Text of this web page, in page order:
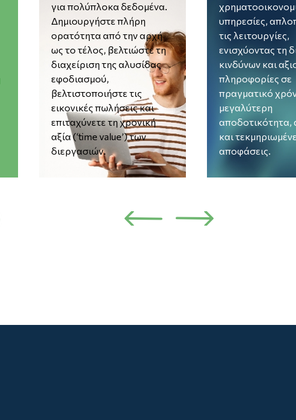
για πολύπλοκα δεδομένα.
Δημιουργήστε πλήρη
ορατότητα από την αρχή
ως το τέλος, βελτιώστε τη
διαχείριση της αλυσίδας
εφοδιασμού,
βελτιστοποιήστε τις
εικονικές πωλήσεις και
επιταχύνετε τη χρονική
αξία (‘time value’) των
διεργασιών.
υπηρεσίες,
τις λειτουργίες,
ενισχύοντας τη
κινδύνων και
πληροφορίες σε
πραγματικό
μεγαλύτερη
αποδοτικότητα,
και
αποφάσεις.
ΠροηγούμενοΕπόμενο